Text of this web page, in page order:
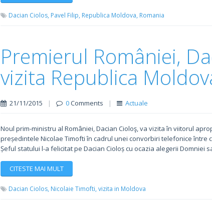
Dacian Ciolos, Pavel Filip, Republica Moldova, Romania
Premierul României,
vizita Republica
21/11/2015 | 0Comments | Actuale
Noul prim-ministru al României, Dacian Cioloş, va vizita în viitorul
președintele Nicolae Timofti în cadrul unei convorbiri telefonice între
Șeful statului l-a felicitat pe Dacian Cioloș cu ocazia alegerii Domniei
CITESTE MAI MULT
Dacian Ciolos, Nicolaie Timofti, vizita in Moldova